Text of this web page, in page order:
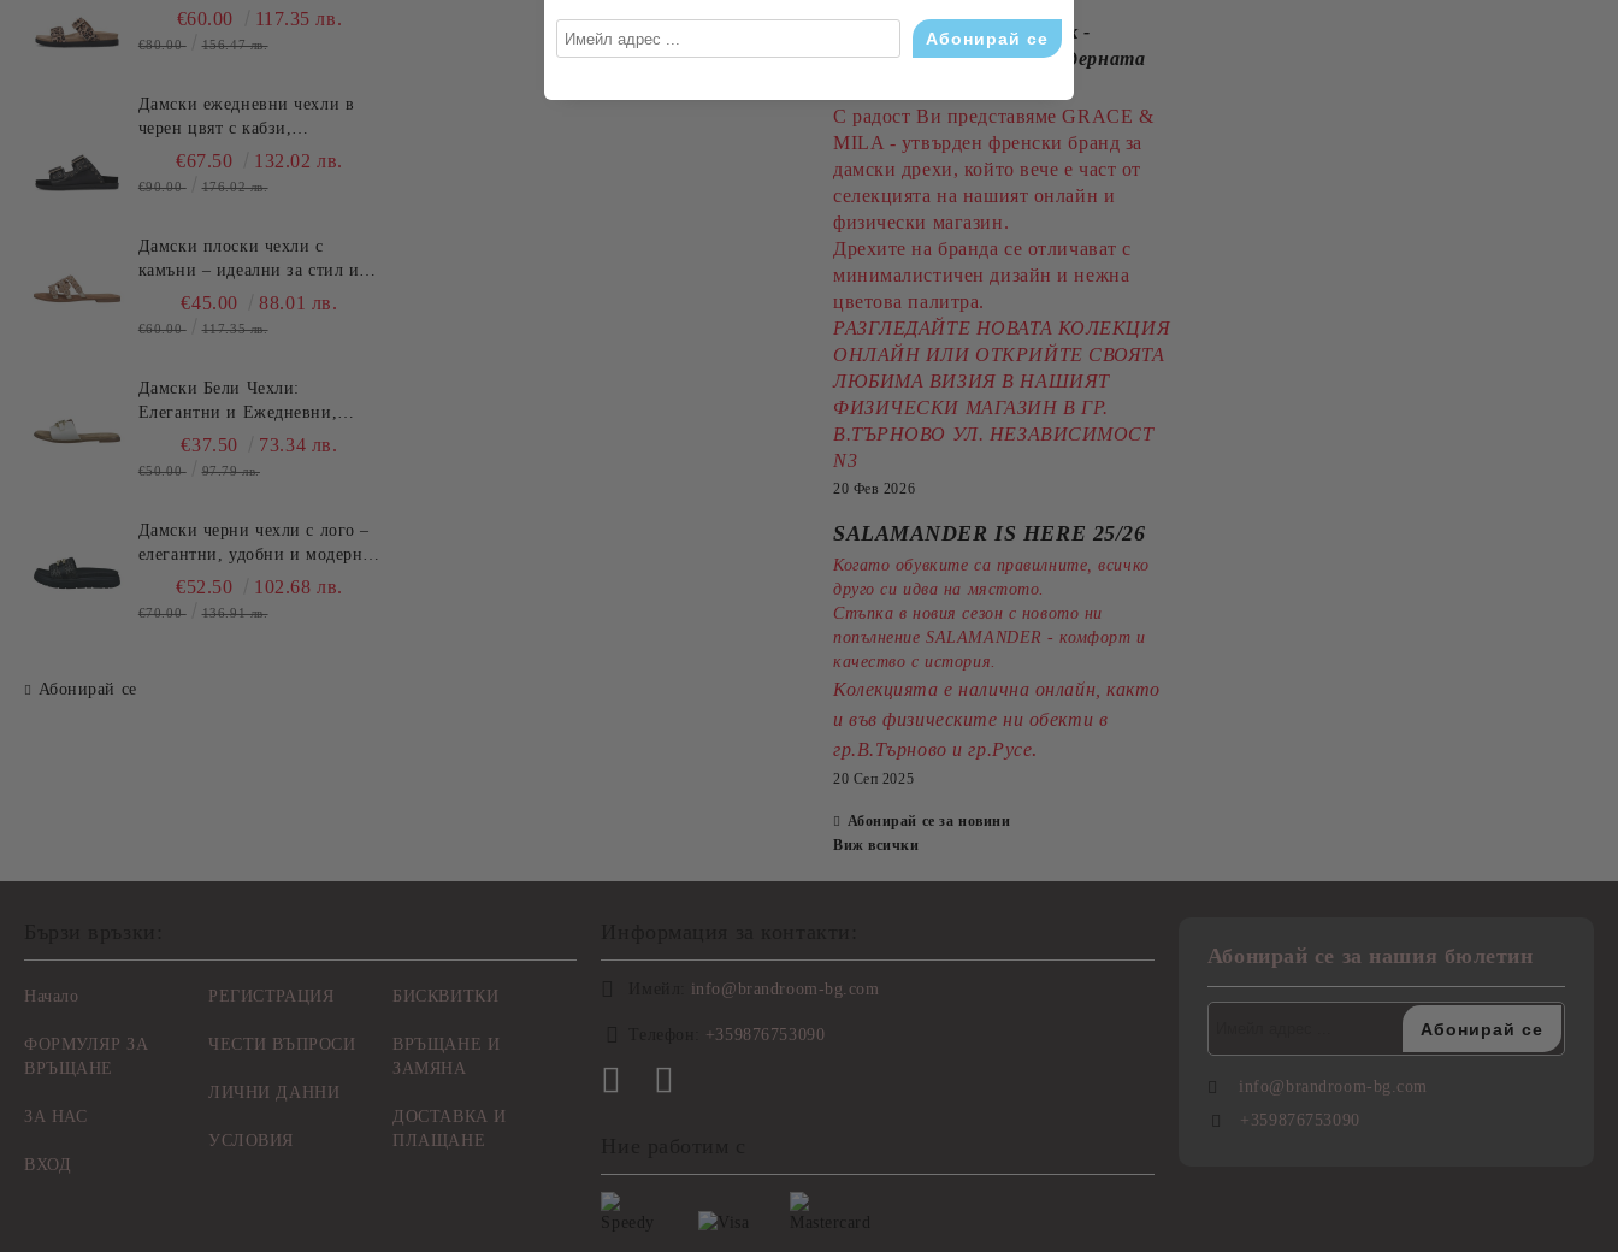
удобство SALAMANDER
€60.00 117.35 лв.
€80.00 156.47 лв.
Дамски ежедневни чехли в
черен цвят с кабзи,
комфортни и стилни за
€67.50 132.02 лв.
€90.00 176.02 лв.
Дамски плоски чехли с
камъни – идеални за стил и
комфорт през лятото
€45.00 88.01 лв.
€60.00 117.35 лв.
Дамски Бели Чехли:
Елегантни и Ежедневни,
Удобство и Стил за Лятото
€37.50 73.34 лв.
€50.00 97.79 лв.
Дамски черни чехли с лого –
елегантни, удобни и модерни
за всеки повод!TT.BAGATT
€52.50 102.68 лв.
€70.00 136.91 лв.
Абонирай се
GRACE & MILA вече е тук -
френският шик среща модерната
С радост Ви представяме GRACE &
MILA - утвърден френски бранд за
дамски дрехи, който вече е част от
селекцията на нашият онлайн и
физически магазин.
Дрехите на бранда се отличават с
минималистичен дизайн и нежна
цветова палитра.
РАЗГЛЕДАЙТЕ НОВАТА КОЛЕКЦИЯ
ОНЛАЙН ИЛИ ОТКРИЙТЕ СВОЯТА
ЛЮБИМА ВИЗИЯ В НАШИЯТ
ФИЗИЧЕСКИ МАГАЗИН В ГР.
В.ТЪРНОВО УЛ. НЕЗАВИСИМОСТ
N3
20 Фев 2026
SALAMANDER IS HERE 25/26
Когато обувките са правилните, всичко
друго си идва на мястото.
Стъпка в новия сезон с новото ни
попълнение SALAMANDER - комфорт и
качество с история.
Колекцията е налична онлайн, както
и във физическите ни обекти в
гр.В.Търново и гр.Русе.
20 Сеп 2025
Абонирай се за новини
Виж всички
Начало
ФОРМУЛЯР ЗА
ВРЪЩАНЕ
ЗА НАС
ВХОД
РЕГИСТРАЦИЯ
ЧЕСТИ ВЪПРОСИ
ЛИЧНИ ДАННИ
УСЛОВИЯ
БИСКВИТКИ
ВРЪЩАНЕ И
ЗАМЯНА
ДОСТАВКА И
ПЛАЩАНЕ
info@brandroom-bg.com
+359876753090
Абонирай се за нашия бюлетин
info@brandroom-bg.com
+359876753090